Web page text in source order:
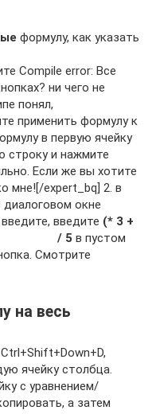
​ формулу, как указать​
​Compile error:​ Все
ни чего не​
понял,​
применить формулу к
в первую ячейку
строку и нажмите
Если же вы хотите
мне![/expert_bq] 2. в
диалоговом окне
введите, введите (* 3 +
/ 5 в пустом
Смотрите
на весь
ячейку столбца.
с уравнением/
а затем